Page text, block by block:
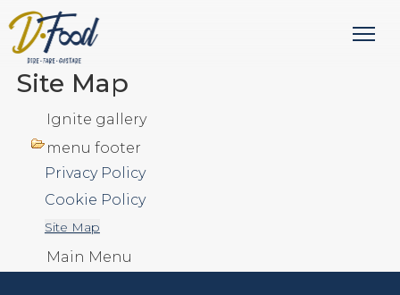
Site Map
Ignite gallery
menu footer
Privacy Policy
Cookie Policy
Site Map
Main Menu